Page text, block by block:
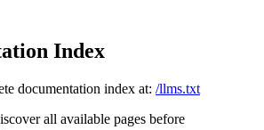
Index
documentation index at: /llms.txt
all available pages before